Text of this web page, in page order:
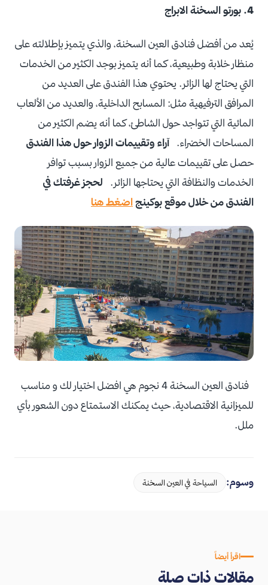
4. بورتو السخنة الابراج
يُعد من أفضل فنادق العين السخنة، والذي يتميز بإطلالته على
منظار خلابة وطبيعية، كما أنه يتميز بوجد الكثير من الخدمات
التي يحتاج لها الزائر. يحتوي هذا الفندق على العديد من
المرافق الترفيهية مثل: المسابح الداخلية، والعديد من الألعاب
المائية التي تتواجد حول الشاطئ، كما أنه يضم الكثير من
المساحات الخضراء.آراء وتقييمات الزوار حول هذا الفندق
حصل على تقييمات عالية من جميع الزوار بسبب توافر
الخدمات والنظافة التي يحتاجها الزائر. لحجز غرفتك في
الفندق من خلال موقع بوكينجاضغط هنا
فنادق العين السخنة 4 نجوم هي افضل اختيار لك و مناسب
للميزانية الاقتصادية، حيث يمكنك الاستمتاع دون الشعور بأي
ملل.
وسوم: السياحة في العين السخنة
اقرأ أيضاً
مقالات ذات صلة